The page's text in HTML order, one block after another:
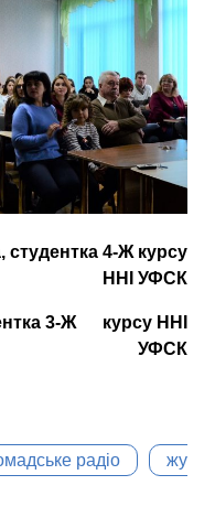
студентка 4-Ж курсу
ННІ УФСК
3-Ж курсу ННІ
УФСК
радіо